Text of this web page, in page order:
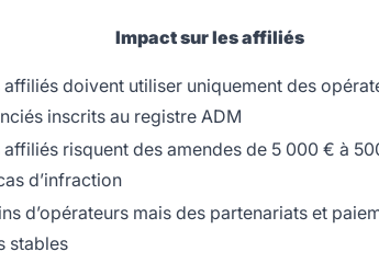
Impact sur les affiliés
affiliés doivent utiliser uniquement des
inscrits au registre ADM
affiliés risquent des amendes de 5 000 € à
d’infraction
d’opérateurs mais des partenariats et
stables